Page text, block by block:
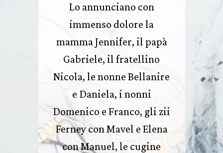
Lo annunciano con
immenso dolore la
mamma Jennifer, il papà
Gabriele, il fratellino
Nicola, le nonne Bellanire
e Daniela, i nonni
Domenico e Franco, gli zii
Ferney con Mavel e Elena
con Manuel, le cugine